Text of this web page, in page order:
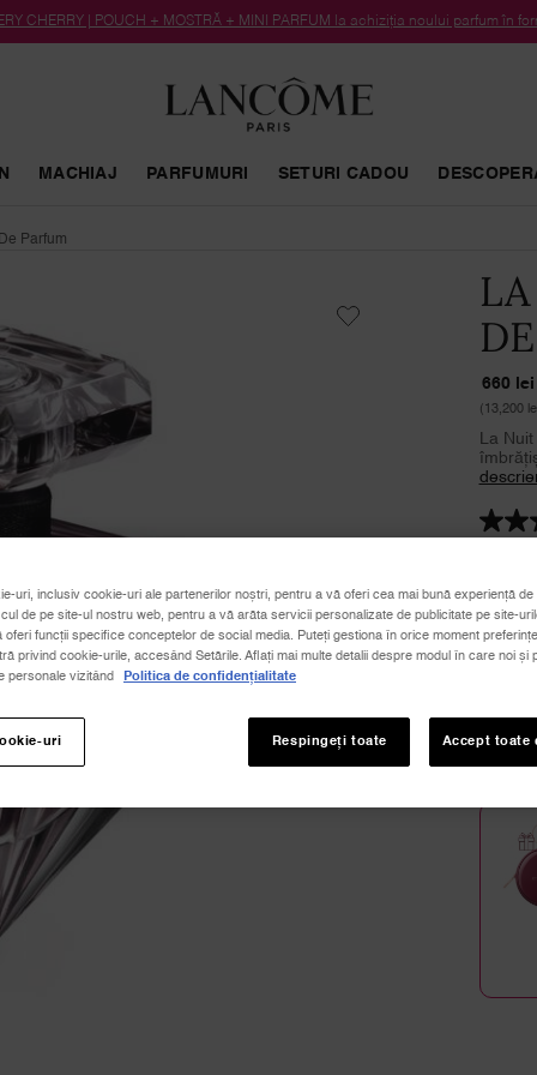
CHERRY | POUCH + MOSTRĂ + MINI PARFUM la achiziția noului parfum în
MACHIAJ PARFUMURI SETURI CADOU
Parfum
660 lei
(13,200
La
uri, inclusiv cookie-uri ale partenerilor noștri, pentru a vă oferi cea mai bună experiență de
de pe site-ul nostru web, pentru a vă arăta servicii personalizate de publicitate pe site-
oferi funcții specifice conceptelor de social media. Puteți gestiona în orice moment
privind cookie-urile, accesând Setările. Aflați mai multe detalii despre modul în care noi și
personale vizitând
Politica de confidențialitate
uri Respingeți toate Accept toate